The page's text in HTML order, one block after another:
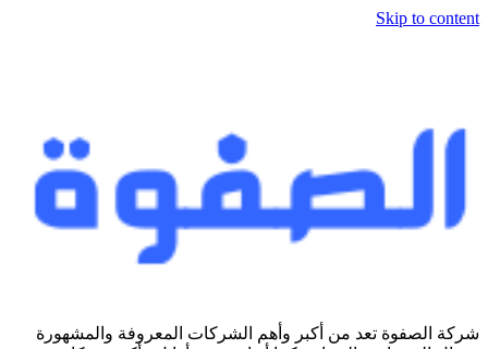
Skip to content
شركة الصفوة تعد من أكبر وأهم الشركات المعروفة والمشهورة